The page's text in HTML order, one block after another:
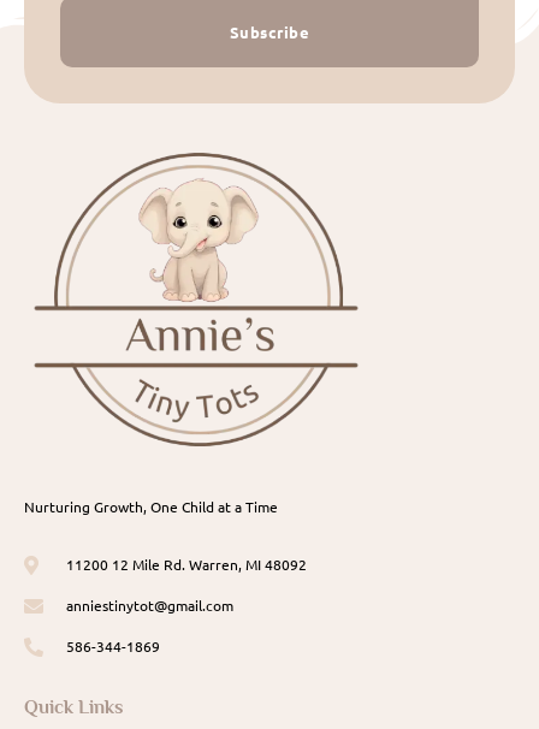
Subscribe
Nurturing Growth, One Child at a Time
11200 12 Mile Rd. Warren, MI 48092
anniestinytot@gmail.com
586-344-1869
Quick Links